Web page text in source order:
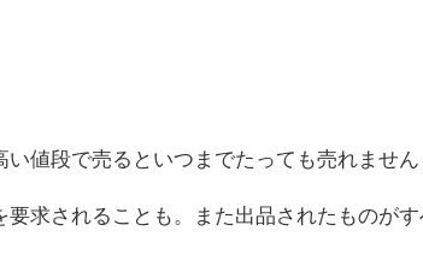
値段で売るといつまでたっても売れません
求されることも。また出品されたものが